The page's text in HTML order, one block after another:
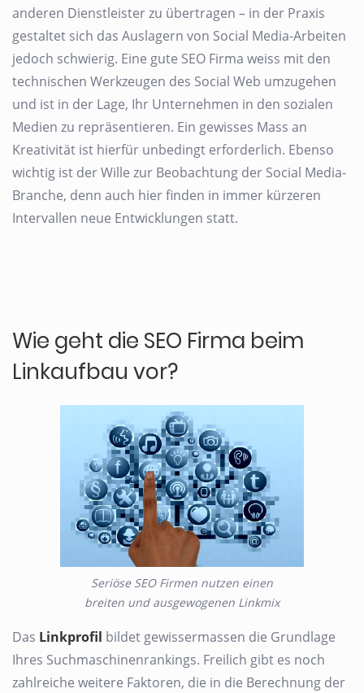
anderen Dienstleister zu übertragen – in der Praxis
gestaltet sich das Auslagern von Social Media-Arbeiten
jedoch schwierig. Eine gute SEO Firma weiss mit den
technischen Werkzeugen des Social Web umzugehen
und ist in der Lage, Ihr Unternehmen in den sozialen
Medien zu repräsentieren. Ein gewisses Mass an
Kreativität ist hierfür unbedingt erforderlich. Ebenso
wichtig ist der Wille zur Beobachtung der Social Media-
Branche, denn auch hier finden in immer kürzeren
Intervallen neue Entwicklungen statt.
Wie geht die SEO Firma beim
Linkaufbau vor?
Seriöse SEO Firmen nutzen einen
breiten und ausgewogenen Linkmix
Das Linkprofil bildet gewissermassen die Grundlage
Ihres Suchmaschinenrankings. Freilich gibt es noch
zahlreiche weitere Faktoren, die in die Berechnung der